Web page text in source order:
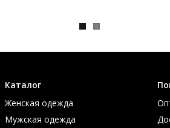
Каталог
Женская одежда
Мужская одежда